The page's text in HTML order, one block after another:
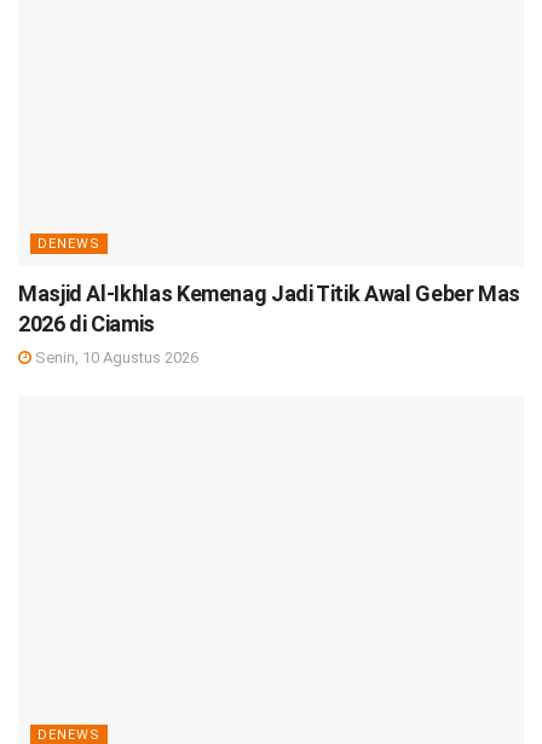
DENEWS
Masjid Al-Ikhlas Kemenag Jadi Titik Awal Geber Mas
2026 di Ciamis
Senin, 10 Agustus 2026
DENEWS